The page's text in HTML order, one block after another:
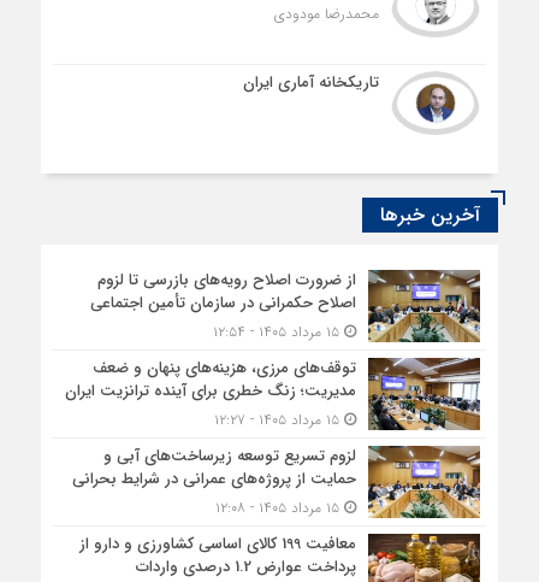
محمدرضا مودودی
تاریکخانه آماری ایران
آخرین خبرها
از ضرورت اصلاح رویه‌های بازرسی تا لزوم
اصلاح حکمرانی در سازمان تأمین اجتماعی
۱۵ مرداد ۱۴۰۵ - ۱۲:۵۴
توقف‌های مرزی، هزینه‌های پنهان و ضعف
مدیریت؛ زنگ خطری برای آینده ترانزیت ایران
۱۵ مرداد ۱۴۰۵ - ۱۲:۲۷
لزوم تسریع توسعه زیرساخت‌های آبی و
حمایت از پروژه‌های عمرانی در شرایط بحرانی
۱۵ مرداد ۱۴۰۵ - ۱۲:۰۸
معافیت 199 کالای اساسی کشاورزی و دارو از
پرداخت عوارض 1.2 درصدی واردات